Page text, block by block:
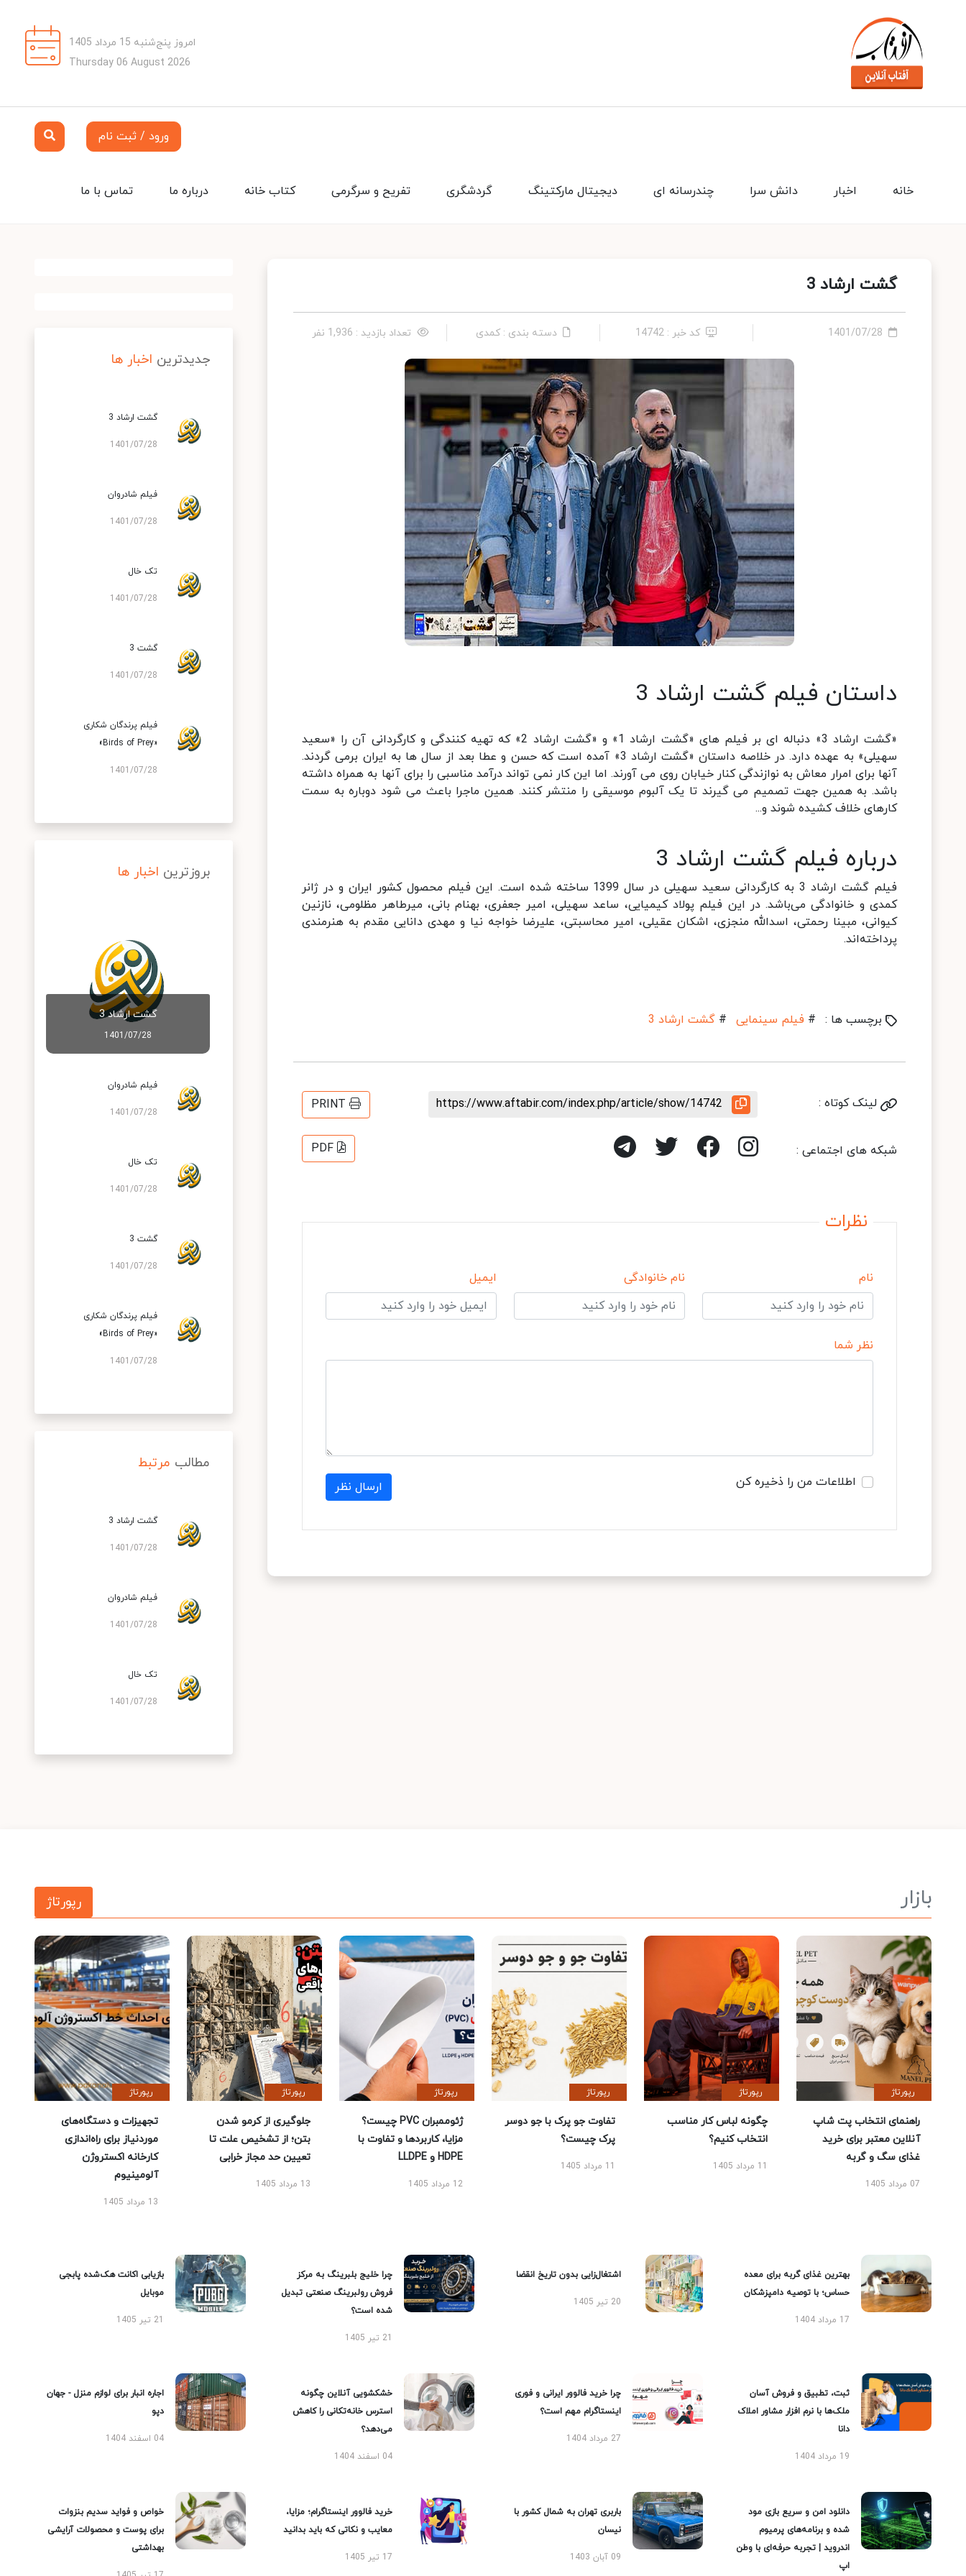
امروز پنج‌شنبه 15 مرداد 1405
Thursday 06 August 2026
ورود / ثبت نام
تماس با ما درباره ما کتاب خانه تفریح و سرگرمی گردشگری دیجیتال مارکتینگ چندرسانه ای دانش سرا اخبار خانه
گشت ارشاد 3
1401/07/28 کد خبر : 14742 دسته بندی : کمدی تعداد بازدید : 1,936 نفر
داستان فیلم گشت ارشاد 3
«گشت ارشاد 3» دنباله ای بر فیلم های «گشت ارشاد 1» و «گشت ارشاد 2» که تهیه کنندگی و کارگردانی آن را «سعید
سهیلی» به عهده دارد. در خلاصه داستان «گشت ارشاد 3» آمده است که حسن و عطا بعد از سال ها به ایران برمی گردند.
آنها برای امرار معاش به نوازندگی کنار خیابان روی می آورند. اما این کار نمی تواند درآمد مناسبی را برای آنها به همراه داشته
باشد. به همین جهت تصمیم می گیرند تا یک آلبوم موسیقی را منتشر کنند. همین ماجرا باعث می شود دوباره به سمت
کارهای خلاف کشیده شوند و...
درباره فیلم گشت ارشاد 3
فیلم گشت ارشاد 3 به کارگردانی سعید سهیلی در سال 1399 ساخته شده است. این فیلم محصول کشور ایران و در ژانر
کمدی و خانوادگی می‌باشد. در این فیلم پولاد کیمیایی، ساعد سهیلی، امیر جعفری، بهنام بانی، میرطاهر مظلومی، نازنین
کیوانی، مبینا رحمتی، اسدالله منجزی، اشکان عقیلی، امیر محاسبتی، علیرضا خواجه نیا و مهدی دانایی مقدم به هنرمندی
پرداخته‌اند.
برچسب ها : # فیلم سینمایی # گشت ارشاد 3
لینک کوتاه : https://www.aftabir.com/index.php/article/show/14742
PRINT
شبکه های اجتماعی : PDF
نظرات
نام نام خانوادگی ایمیل
نظر شما
اطلاعات من را ذخیره کن ارسال نظر
جدیدترین اخبار ها
گشت ارشاد 3
1401/07/28
فیلم شادروان
1401/07/28
تک خال
1401/07/28
گشت 3
1401/07/28
فیلم پرندگان شکاری
«Birds of Prey»
1401/07/28
بروزترین اخبار ها
گشت ارشاد 3
1401/07/28
فیلم شادروان
1401/07/28
تک خال
1401/07/28
گشت 3
1401/07/28
فیلم پرندگان شکاری
«Birds of Prey»
1401/07/28
مطالب مرتبط
گشت ارشاد 3
1401/07/28
فیلم شادروان
1401/07/28
تک خال
1401/07/28
بازار رپورتاژ
رپورتاژ
راهنمای انتخاب پت شاپ
آنلاین معتبر برای خرید
غذای سگ و گربه
07 مرداد 1405
رپورتاژ
چگونه لباس کار مناسب
انتخاب کنیم؟
11 مرداد 1405
رپورتاژ
تفاوت جو پرک با جو دوسر
پرک چیست؟
11 مرداد 1405
رپورتاژ
ژئوممبران PVC چیست؟
مزایا، کاربردها و تفاوت با
HDPE و LLDPE
12 مرداد 1405
رپورتاژ
جلوگیری از کرمو شدن
بتن؛ از تشخیص علت تا
تعیین حد مجاز خرابی
13 مرداد 1405
رپورتاژ
تجهیزات و دستگاه‌های
موردنیاز برای راه‌اندازی
کارخانه اکستروژن
آلومینیوم
13 مرداد 1405
بهترین غذای گربه برای معده
حساس؛ با توصیه دامپزشکان
17 مرداد 1404
اشتغال‌زایی بدون تاریخ انقضا
20 تیر 1405
چرا خلیج بلبرینگ به مرکز
فروش رولبرینگ صنعتی تبدیل
شده است؟
21 تیر 1405
بازیابی اکانت هک‌شده پابجی
موبایل
21 تیر 1405
ثبت، تطبیق و فروش آسان
ملک‌ها با نرم افزار مشاور املاک
دانا
19 مرداد 1404
چرا خرید فالوور ایرانی و فوری
اینستاگرام مهم است؟
27 مرداد 1404
خشکشویی آنلاین چگونه
استرس خانه‌تکانی را کاهش
می‌دهد؟
04 اسفند 1404
اجاره انبار برای لوازم منزل - جهان
دپو
04 اسفند 1404
دانلود امن و سریع بازی مود
شده و برنامه‌های پرمیوم
اندروید | تجربه حرفه‌ای با وطن
اپ
باربری تهران به شمال کشور با
نیسان
09 آبان 1403
خرید فالوور اینستاگرام؛ مزایا،
معایب و نکاتی که باید بدانید
17 تیر 1405
خواص و فواید سدیم بنزوات
برای پوست و محصولات آرایشی
بهداشتی